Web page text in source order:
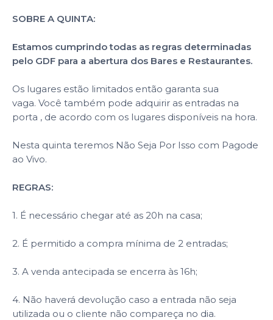
SOBRE A QUINTA:
Estamos cumprindo todas as regras determinadas
pelo GDF para a abertura dos Bares e Restaurantes.
Os lugares estão limitados então garanta sua
vaga. Você também pode adquirir as entradas na
porta , de acordo com os lugares disponíveis na hora.
Nesta quinta teremos Não Seja Por Isso com Pagode
ao Vivo.
REGRAS:
1. É necessário chegar até as 20h na casa;
2. É permitido a compra mínima de 2 entradas;
3. A venda antecipada se encerra às 16h;
4. Não haverá devolução caso a entrada não seja
utilizada ou o cliente não compareça no dia.